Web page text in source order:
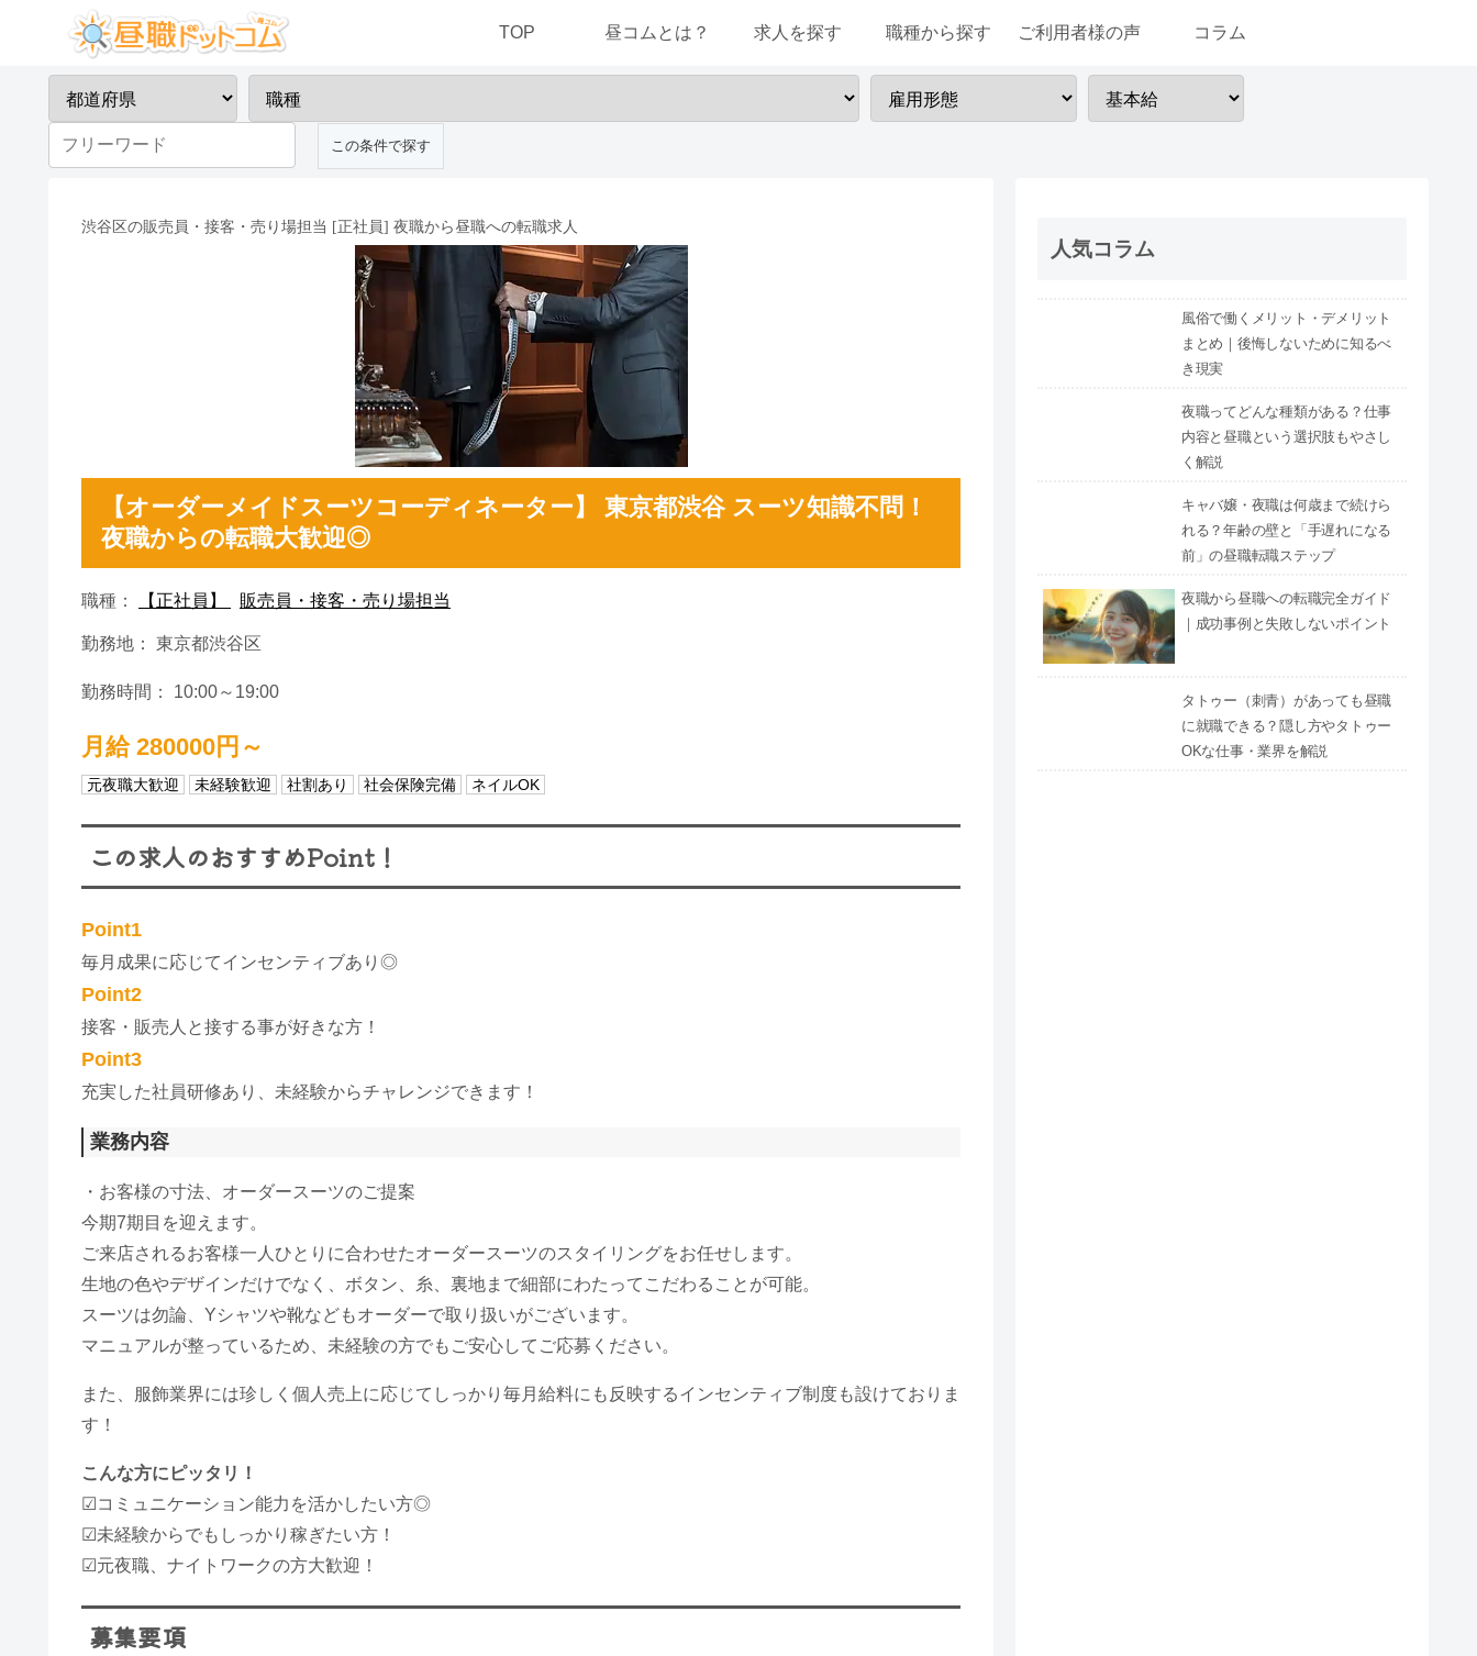
TOP 昼コムとは？ 求人を探す 職種から探す ご利用者様の声 コラム
渋谷区の販売員・接客・売り場担当 [正社員] 夜職から昼職への転職求人
【オーダーメイドスーツコーディネーター】 東京都渋谷 スーツ知識不問！
夜職からの転職大歓迎◎
職種： 【正社員】 販売員・接客・売り場担当
勤務地： 東京都渋谷区
勤務時間： 10:00～19:00
月給 280000円～
元夜職大歓迎 未経験歓迎 社割あり 社会保険完備 ネイルOK
この求人のおすすめPoint！
Point1
毎月成果に応じてインセンティブあり◎
Point2
​接客・販売人と接する事が好きな方！
Point3
充実した社員研修あり、未経験からチャレンジできます！
業務内容
・お客様の寸法、オーダースーツのご提案
今期7期目を迎えます。
ご来店されるお客様一人ひとりに合わせたオーダースーツのスタイリングをお任せします。
生地の色やデザインだけでなく、ボタン、糸、裏地まで細部にわたってこだわることが可能。
スーツは勿論、Yシャツや靴などもオーダーで取り扱いがございます。
マニュアルが整っているため、未経験の方でもご安心してご応募ください。
また、服飾業界には珍しく個人売上に応じてしっかり毎月給料にも反映するインセンティブ制度も設けておりま
す！
こんな方にピッタリ！
☑コミュニケーション能力を活かしたい方◎​
​☑​未経験からでもしっかり稼ぎたい方！​
☑元夜職、ナイトワークの方大歓迎！
募集要項
人気コラム
風俗で働くメリット・デメリット
まとめ｜後悔しないために知るべ
き現実
夜職ってどんな種類がある？仕事
内容と昼職という選択肢もやさし
く解説
キャバ嬢・夜職は何歳まで続けら
れる？年齢の壁と「手遅れになる
前」の昼職転職ステップ
夜職から昼職への転職完全ガイド
｜成功事例と失敗しないポイント
タトゥー（刺青）があっても昼職
に就職できる？隠し方やタトゥー
OKな仕事・業界を解説